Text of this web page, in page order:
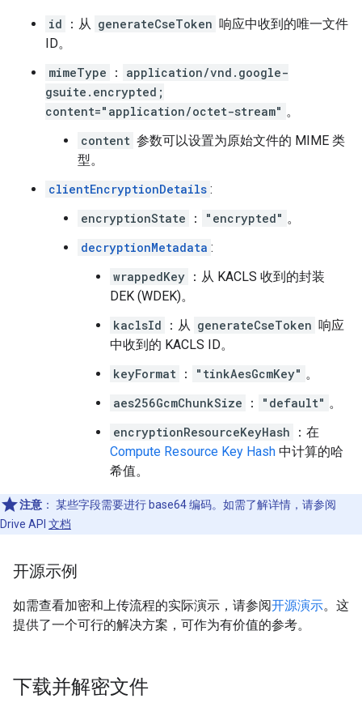
id ：从 generateCseToken 响应中收到的唯一文件
ID。
mimeType
：
application/vnd.google-
gsuite.encrypted;
content="application/octet-stream" 。
content 参数可以设置为原始文件的 MIME 类
型。
clientEncryptionDetails :
encryptionState
： "encrypted" 。
decryptionMetadata :
wrappedKey ：从 KACLS 收到的封装
DEK (WDEK)。
kaclsId
：从 generateCseToken 响应
中收到的 KACLS ID。
keyFormat ： "tinkAesGcmKey" 。
aes256GcmChunkSize
： "default" 。
encryptionResourceKeyHash
：在
Compute Resource Key Hash 中计算的哈
希值。
注意 ： 某些字段需要进行 base64 编码。如需了解详情，请参阅
Drive API 文档
开源示例
如需查看加密和上传流程的实际演示，请参阅开源演示。这
提供了一个可行的解决方案，可作为有价值的参考。
下载并解密文件